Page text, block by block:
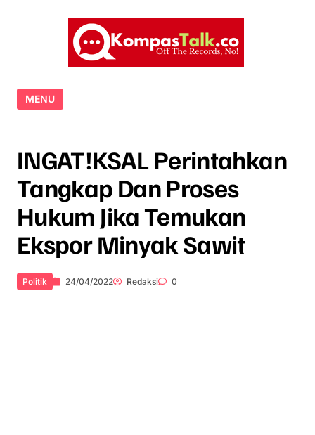
MENU
INGAT!KSAL Perintahkan
Tangkap Dan Proses
Hukum Jika Temukan
Ekspor Minyak Sawit
Politik 24/04/2022 Redaksi 0